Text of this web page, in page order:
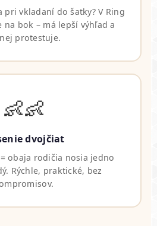
pri vkladaní do šatky? V Ring
bok – má lepší výhľad a
protestuje.
👶👶
dvojčiat
obaja rodičia nosia jedno
Rýchle, praktické, bez